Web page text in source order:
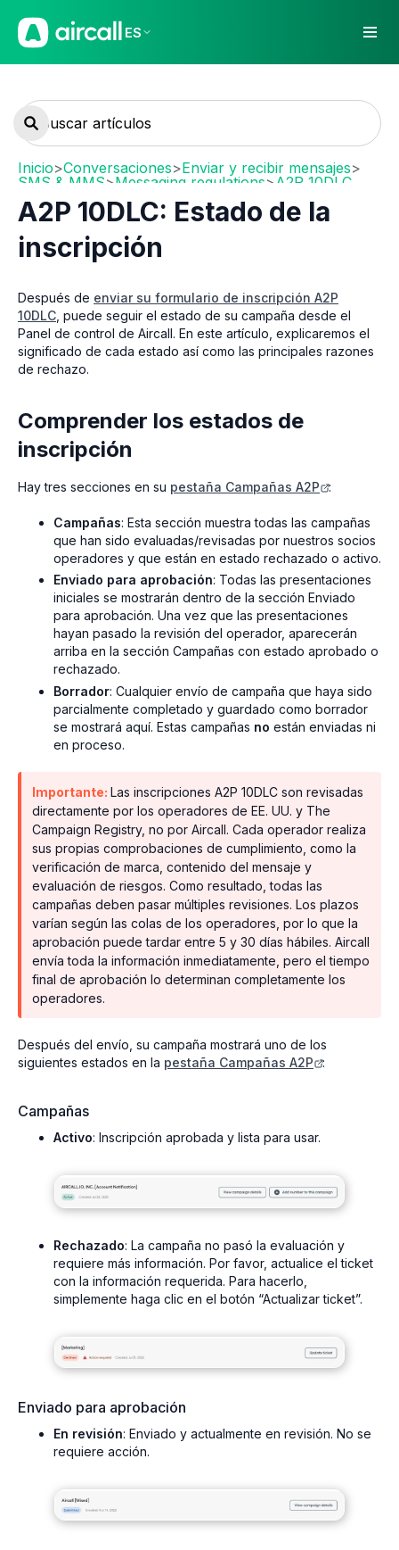
ES
Inicio>Conversaciones>Enviar y recibir mensajes>
SMS & MMS>Messaging regulations> A2P 10DLC
A2P 10DLC: Estado de la
inscripción
Después de enviar su formulario de inscripción A2P
10DLC , puede seguir el estado de su campaña desde el
Panel de control de Aircall. En este artículo, explicaremos el
significado de cada estado así como las principales razones
de rechazo.
Comprender los estados de
inscripción
Hay tres secciones en su pestaña Campañas A2P :
Campañas: Esta sección muestra todas las campañas
que han sido evaluadas/revisadas por nuestros socios
operadores y que están en estado rechazado o activo.
Enviado para aprobación: Todas las presentaciones
iniciales se mostrarán dentro de la sección Enviado
para aprobación. Una vez que las presentaciones
hayan pasado la revisión del operador, aparecerán
arriba en la sección Campañas con estado aprobado o
rechazado.
Borrador: Cualquier envío de campaña que haya sido
parcialmente completado y guardado como borrador
se mostrará aquí. Estas campañas no están enviadas ni
en proceso.
Importante: Las inscripciones A2P 10DLC son revisadas
directamente por los operadores de EE. UU. y The
Campaign Registry, no por Aircall. Cada operador realiza
sus propias comprobaciones de cumplimiento, como la
verificación de marca, contenido del mensaje y
evaluación de riesgos. Como resultado, todas las
campañas deben pasar múltiples revisiones. Los plazos
varían según las colas de los operadores, por lo que la
aprobación puede tardar entre 5 y 30 días hábiles. Aircall
envía toda la información inmediatamente, pero el tiempo
final de aprobación lo determinan completamente los
operadores.
Después del envío, su campaña mostrará uno de los
siguientes estados en la pestaña Campañas A2P :
Campañas
Activo: Inscripción aprobada y lista para usar.
Rechazado: La campaña no pasó la evaluación y
requiere más información. Por favor, actualice el ticket
con la información requerida. Para hacerlo,
simplemente haga clic en el botón “Actualizar ticket”.
Enviado para aprobación
En revisión: Enviado y actualmente en revisión. No se
requiere acción.